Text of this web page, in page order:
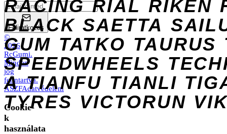
RACING RIAL RIKEN
BLACK SAETTA
GUM TATKO TAURUS
SPEEDWHEELS
A TIANFU TIANLI
TYRES VICTORUN
Feliratkozás
©
2026
RcGumi.
Minden
jog
fenntartva.
ÁSZFAdatvédelem
Cookie-
k
használata